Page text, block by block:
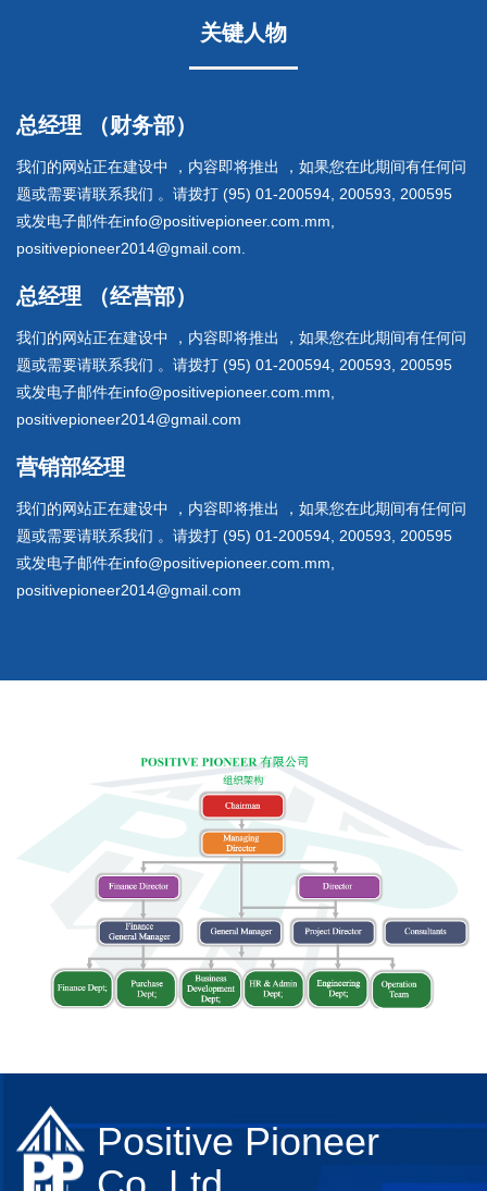
关键人物
总经理 （财务部）
我们的网站正在建设中 ，内容即将推出 ，如果您在此期间有任何问
题或需要请联系我们 。请拨打 (95) 01-200594, 200593, 200595
或发电子邮件在info@positivepioneer.com.mm,
positivepioneer2014@gmail.com.
总经理 （经营部）
我们的网站正在建设中 ，内容即将推出 ，如果您在此期间有任何问
题或需要请联系我们 。请拨打 (95) 01-200594, 200593, 200595
或发电子邮件在info@positivepioneer.com.mm,
positivepioneer2014@gmail.com
营销部经理
我们的网站正在建设中 ，内容即将推出 ，如果您在此期间有任何问
题或需要请联系我们 。请拨打 (95) 01-200594, 200593, 200595
或发电子邮件在info@positivepioneer.com.mm,
positivepioneer2014@gmail.com
Positive Pioneer